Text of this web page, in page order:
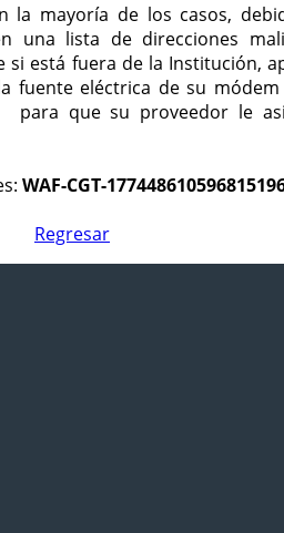
la mayoría de los casos,
una lista de direcciones
si está fuera de la Institución,
fuente eléctrica de su
para que su proveedor le
WAF-CGT-
Regresar